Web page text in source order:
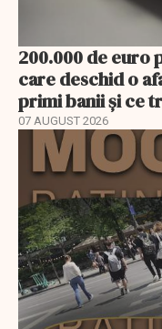
200.000 de euro
care deschid o
primi banii și ce
07 AUGUST 2026